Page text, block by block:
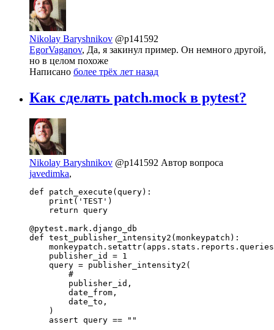
Nikolay Baryshnikov @p141592
EgorVaganov, Да, я закинул пример. Он немного другой,
но в целом похоже
Написано более трёх лет назад
Как сделать patch.mock в pytest?
Nikolay Baryshnikov @p141592 Автор вопроса
javedimka,
def patch_execute(query):
    print('TEST')
    return query
@pytest.mark.django_db
def test_publisher_intensity2(monkeypatch):
    publisher_id = 1
    query = publisher_intensity2(
        #
        publisher_id,
        date_from,
        date_to,
    )
    assert query == ""